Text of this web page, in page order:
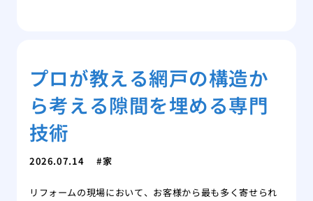
プロが教える網戸の構造か
ら考える隙間を埋める専門
技術
2026.07.14 家
リフォームの現場において、お客様から最も多く寄せられ